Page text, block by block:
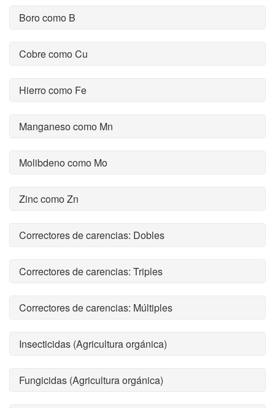
Boro como B
Cobre como Cu
Hierro como Fe
Manganeso como Mn
Molibdeno como Mo
Zinc como Zn
Correctores de carencias: Dobles
Correctores de carencias: Triples
Correctores de carencias: Múltiples
Insecticidas (Agricultura orgánica)
Fungicidas (Agricultura orgánica)